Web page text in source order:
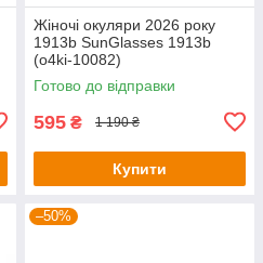
Жіночі окуляри 2026 року
1913b SunGlasses 1913b
(o4ki-10082)
Готово до відправки
595 ₴ 1 190 ₴
Купити
–50%